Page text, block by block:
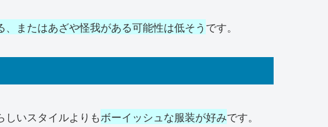
、またはあざや怪我がある可能性は低そうです。
しいスタイルよりもボーイッシュな服装が好みです。